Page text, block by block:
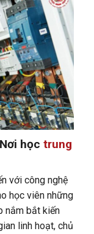
học trung
với công nghệ
học viên những
nắm bắt kiến
linh hoạt, chủ